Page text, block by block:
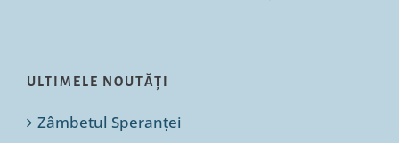
ULTIMELE NOUTĂȚI
Zâmbetul Speranței